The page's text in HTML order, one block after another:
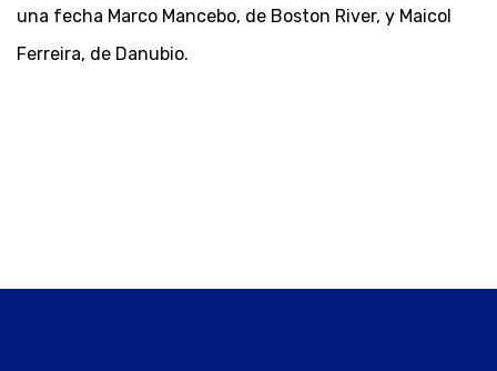
una fecha Marco Mancebo, de Boston River, y Maicol
Ferreira, de Danubio.